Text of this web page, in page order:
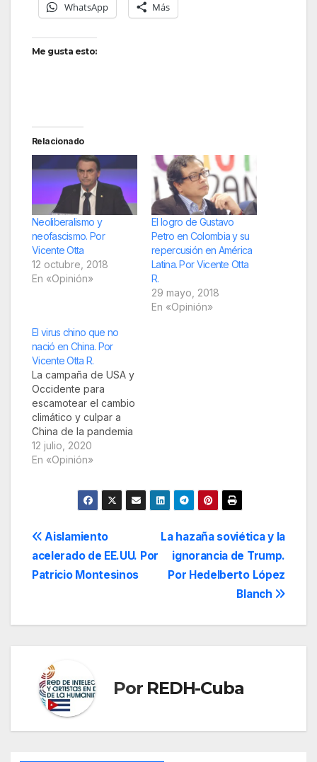
WhatsApp Más
Me gusta esto:
Relacionado
Neoliberalismo y
neofascismo. Por
Vicente Otta
12 octubre, 2018
En «Opinión»
El logro de Gustavo
Petro en Colombia y su
repercusión en América
Latina. Por Vicente Otta
R.
29 mayo, 2018
En «Opinión»
El virus chino que no
nació en China. Por
Vicente Otta R.
La campaña de USA y
Occidente para
escamotear el cambio
climático y culpar a
China de la pandemia
Un artículo publicado
por la BBC, el 10.07, El
SARS-CoV-2 en aguas
de 5 países (antes del
aumenta el misterio
sobre su origen,
Matheus Magenta…
12 julio, 2020
En «Opinión»
Navegación
de
La hazaña soviética y la
ignorancia de Trump.
Por Hedelberto López
Blanch
Aislamiento
acelerado de EE.UU. Por
Patricio Montesinos
Por REDH-Cuba